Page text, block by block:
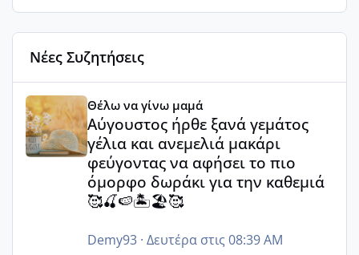
Νέες Συζητήσεις
Αύγουστος ήρθε ξανά γεμάτος γέλια και ανεμελιά
Θέλω να γίνω μαμά
Αύγουστος ήρθε ξανά γεμάτος
γέλια και ανεμελιά μακάρι
φεύγοντας να αφήσει το πιο
όμορφο δωράκι για την καθεμιά
🥰🍒🍉🏝️🏖️🥰
Demy93· Δευτέρα στις 08:39 AM